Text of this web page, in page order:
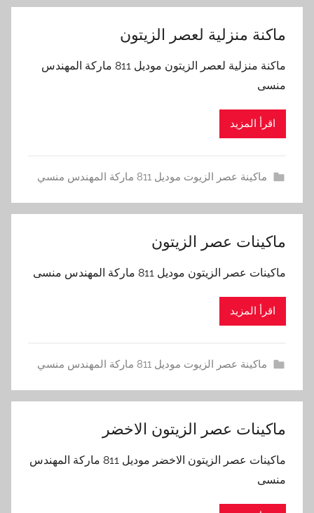
ماكنة منزلية لعصر الزيتون
ماكنة منزلية لعصر الزيتون موديل 811 ماركة المهندس
منسى
اقرأ المزيد
ماكينة عصر الزيوت موديل 811 ماركة المهندس منسي
ماكينات عصر الزيتون
ماكينات عصر الزيتون موديل 811 ماركة المهندس منسى
اقرأ المزيد
ماكينة عصر الزيوت موديل 811 ماركة المهندس منسي
ماكينات عصر الزيتون الاخضر
ماكينات عصر الزيتون الاخضر موديل 811 ماركة المهندس
منسى